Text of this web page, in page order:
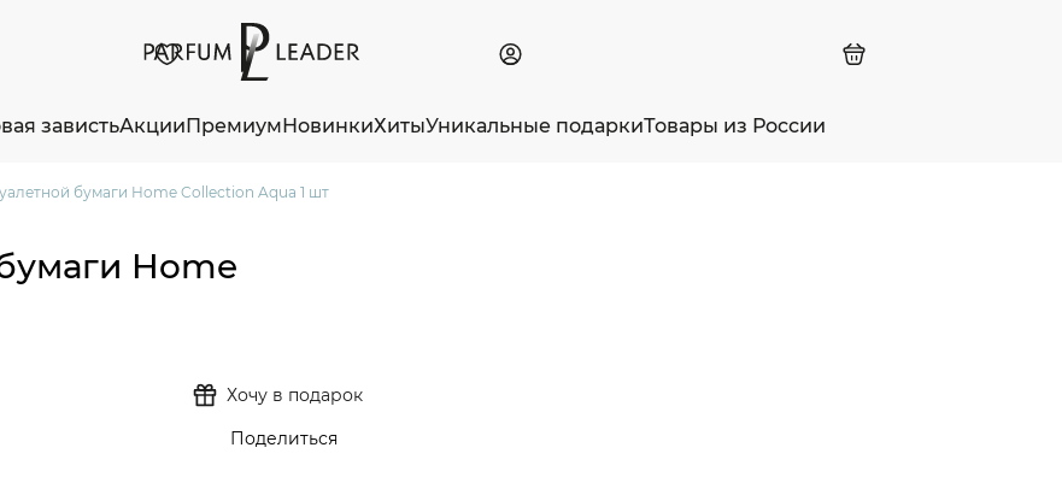
завистьАкцииПремиумНовинкиХитыУникальные подаркиТовары из России
бумаги Home Collection Aqua 1 шт
Home
Хочу в подарок
Поделиться